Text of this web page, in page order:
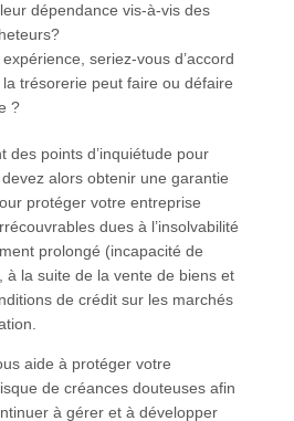
dépendance vis-à-vis des
expérience, seriez-vous d’accord
trésorerie peut faire ou défaire
?
des points d’inquiétude pour
alors obtenir une garantie
protéger votre entreprise
dues à l’insolvabilité
prolongé (incapacité de
à la suite de la vente de biens et
de crédit sur les marchés
aide à protéger votre
de créances douteuses afin
à gérer et à développer